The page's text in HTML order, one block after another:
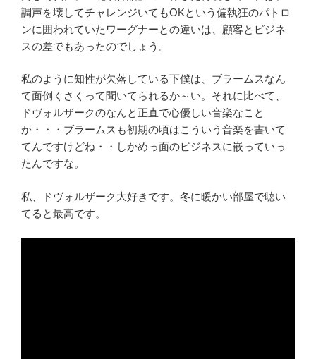
調声を壊してチャレンジいてもOKという偏執狂のパトロ
ンに囲われていたワーグナーとの違いは、顧客とビジネ
スの差でもあったのでしょう。
私のように知性が欠落している下僕は、ブラームスなん
て面倒くさくって聞いてられるか～い。それに比べて、
ドヴォルザークのなんと正直で心優しい音楽なこと
か・・・ブラームスも初期の頃はこういう音楽を書いて
てんですけどね・・しかめっ面のビジネスに嵌っていっ
たんですな。
私、ドヴォルザーク大好きです。冬に暖かい部屋で聴い
てると最高です。